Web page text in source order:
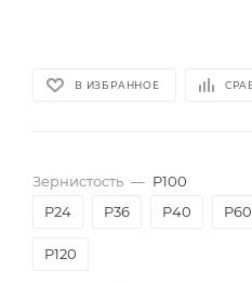
В ИЗБРАННОЕ
Зернистость — P100
P24
P36 P40 P60
P120